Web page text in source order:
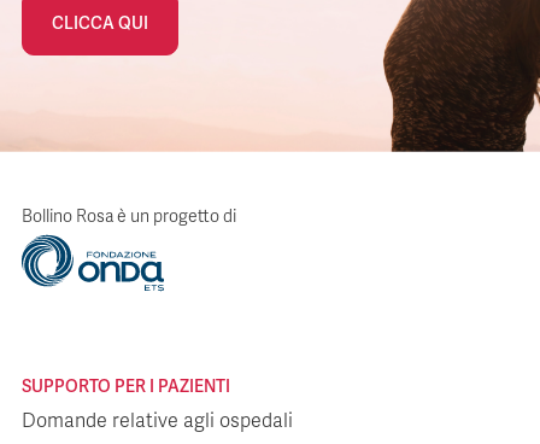
CLICCA QUI
Bollino Rosa è un progetto di
SUPPORTO PER I PAZIENTI
Domande relative agli ospedali